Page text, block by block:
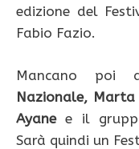
edizione del
Fabio Fazio.
Mancano poi
Nazionale,
Ayanee il
Sarà quindi un